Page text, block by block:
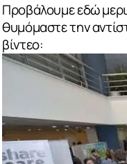
Προβάλουμε εδώ
θυμόμαστε την
βίντεο: